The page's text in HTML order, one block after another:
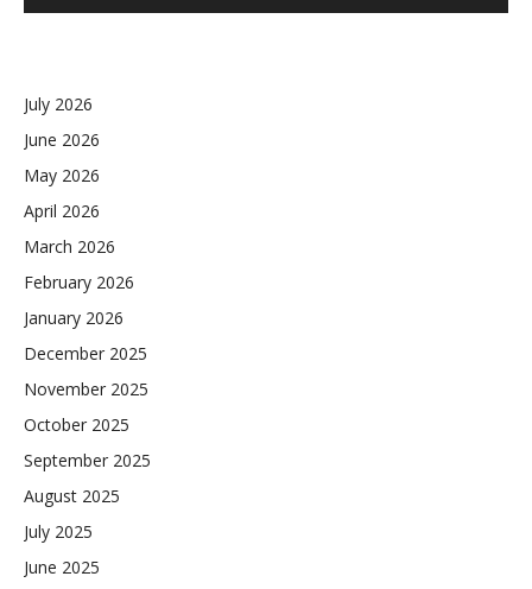
July 2026
June 2026
May 2026
April 2026
March 2026
February 2026
January 2026
December 2025
November 2025
October 2025
September 2025
August 2025
July 2025
June 2025